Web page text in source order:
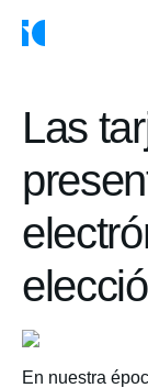
Las
En nuestra